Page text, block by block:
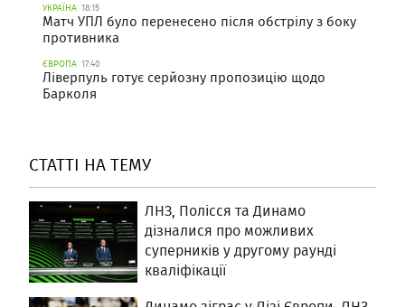
УКРАЇНА 18:15
Матч УПЛ було перенесено після обстрілу з боку
противника
ЄВРОПА 17:40
Ліверпуль готує серйозну пропозицію щодо
Барколя
СТАТТІ НА ТЕМУ
ЛНЗ, Полісся та Динамо
дізналися про можливих
суперників у другому раунді
кваліфікації